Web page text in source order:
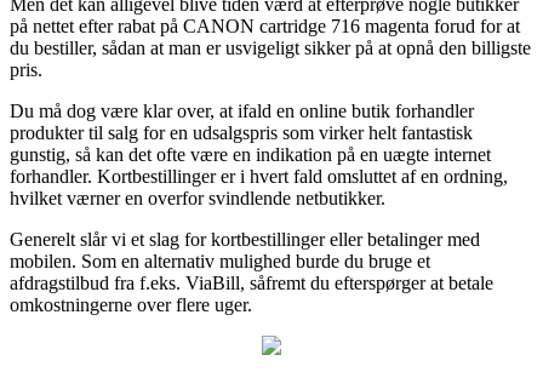
på nettet efter rabat på CANON cartridge 716 magenta forud for at
du bestiller, sådan at man er usvigeligt sikker på at opnå den billigste
pris.
Du må dog være klar over, at ifald en online butik forhandler
produkter til salg for en udsalgspris som virker helt fantastisk
gunstig, så kan det ofte være en indikation på en uægte internet
forhandler. Kortbestillinger er i hvert fald omsluttet af en ordning,
hvilket værner en overfor svindlende netbutikker.
Generelt slår vi et slag for kortbestillinger eller betalinger med
mobilen. Som en alternativ mulighed burde du bruge et
afdragstilbud fra f.eks. ViaBill, såfremt du efterspørger at betale
omkostningerne over flere uger.